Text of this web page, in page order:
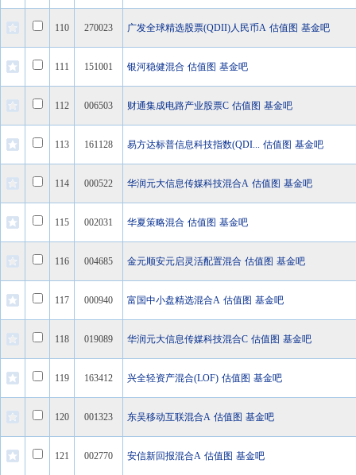
110 270023 广发全球精选股票(QDII)人民币A 估值图 基金吧
111 151001 银河稳健混合 估值图 基金吧
112 006503 财通集成电路产业股票C 估值图 基金吧
113 161128 易方达标普信息科技指数(QDI... 估值图 基金吧
114 000522 华润元大信息传媒科技混合A 估值图 基金吧
115 002031 华夏策略混合 估值图 基金吧
116 004685 金元顺安元启灵活配置混合 估值图 基金吧
117 000940 富国中小盘精选混合A 估值图 基金吧
118 019089 华润元大信息传媒科技混合C 估值图 基金吧
119 163412 兴全轻资产混合(LOF) 估值图 基金吧
120 001323 东吴移动互联混合A 估值图 基金吧
121 002770 安信新回报混合A 估值图 基金吧